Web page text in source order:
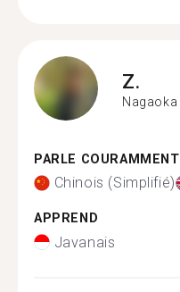
Z.
Nagaoka
PARLE COURAMMENT
Chinois (Simplifié)
APPREND
Javanais